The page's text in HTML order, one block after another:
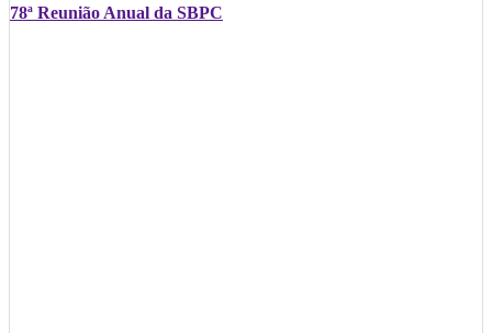
78ª Reunião Anual da SBPC